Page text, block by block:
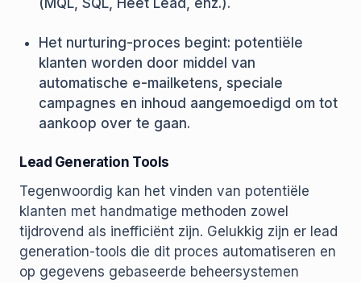
(MQL, SQL, Heet Lead, enz.).
Het nurturing-proces begint: potentiële
klanten worden door middel van
automatische e-mailketens, speciale
campagnes en inhoud aangemoedigd om tot
aankoop over te gaan.
Lead Generation Tools
Tegenwoordig kan het vinden van potentiële
klanten met handmatige methoden zowel
tijdrovend als inefficiënt zijn. Gelukkig zijn er lead
generation-tools die dit proces automatiseren en
op gegevens gebaseerde beheersystemen